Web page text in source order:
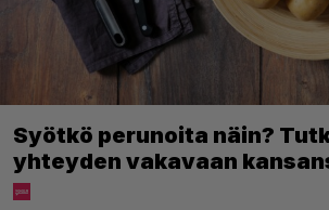
Syötkö perunoita näin?
yhteyden vakavaan